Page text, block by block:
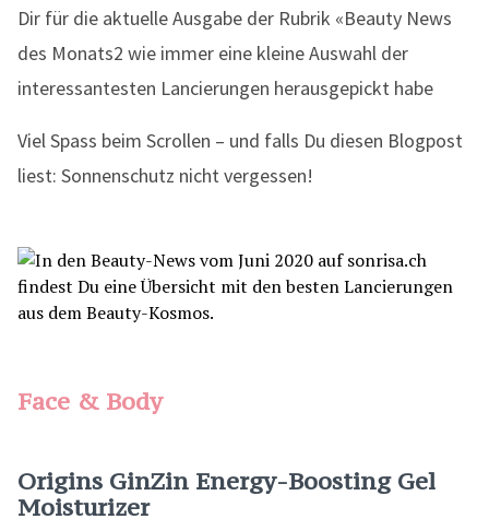
Dir für die aktuelle Ausgabe der Rubrik «Beauty News
des Monats2 wie immer eine kleine Auswahl der
interessantesten Lancierungen herausgepickt habe
Viel Spass beim Scrollen – und falls Du diesen Blogpost
liest: Sonnenschutz nicht vergessen!
Face & Body
Origins GinZin Energy-Boosting Gel
Moisturizer